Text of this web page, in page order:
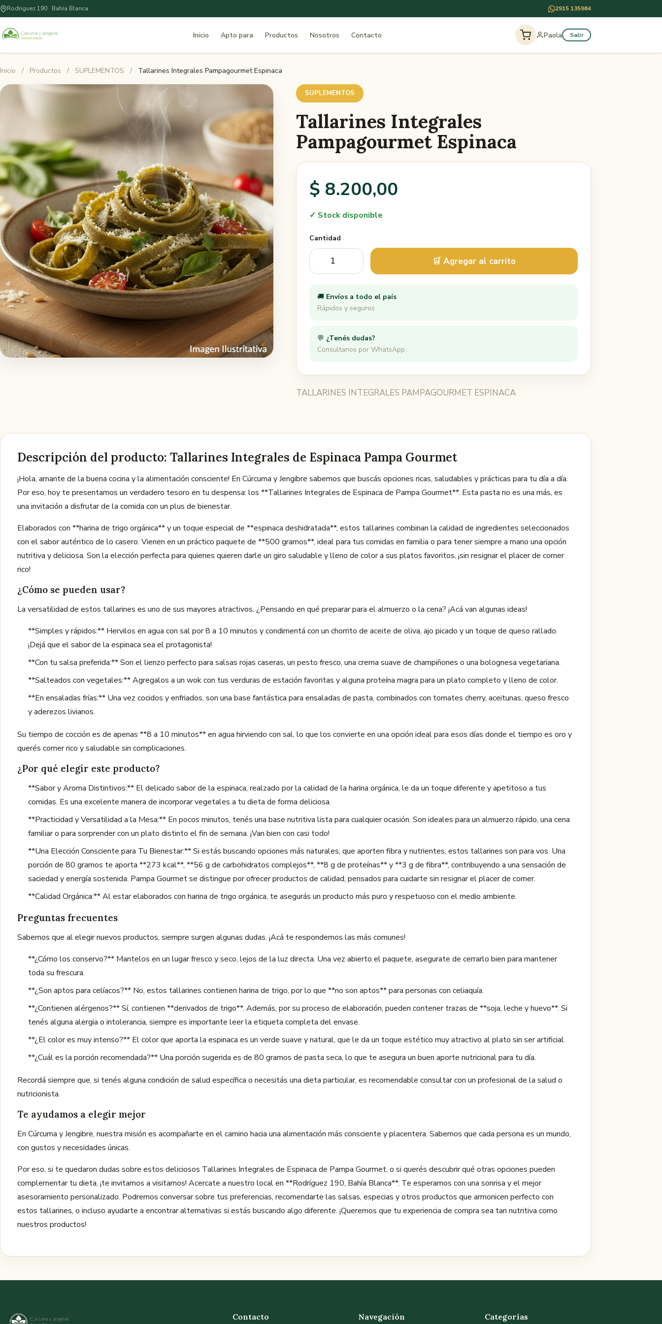
Rodriguez 190 · Bahía Blanca 2915 135964
Inicio Apto para Productos Nosotros Contacto Paola Salir
Inicio / Productos / SUPLEMENTOS / Tallarines Integrales Pampagourmet Espinaca
SUPLEMENTOS
Tallarines Integrales
Pampagourmet Espinaca
$ 8.200,00
✓ Stock disponible
Cantidad
🛒 Agregar al carrito
🚚 Envíos a todo el país
Rápidos y seguros
💬 ¿Tenés dudas?
Consultanos por WhatsApp
TALLARINES INTEGRALES PAMPAGOURMET ESPINACA
Descripción del producto: Tallarines Integrales de Espinaca Pampa Gourmet
¡Hola, amante de la buena cocina y la alimentación consciente! En Cúrcuma y Jengibre sabemos que buscás opciones ricas, saludables y prácticas para tu día a día.
Por eso, hoy te presentamos un verdadero tesoro en tu despensa: los **Tallarines Integrales de Espinaca de Pampa Gourmet**. Esta pasta no es una más, es
una invitación a disfrutar de la comida con un plus de bienestar.
Elaborados con **harina de trigo orgánica** y un toque especial de **espinaca deshidratada**, estos tallarines combinan la calidad de ingredientes seleccionados
con el sabor auténtico de lo casero. Vienen en un práctico paquete de **500 gramos**, ideal para tus comidas en familia o para tener siempre a mano una opción
nutritiva y deliciosa. Son la elección perfecta para quienes quieren darle un giro saludable y lleno de color a sus platos favoritos, ¡sin resignar el placer de comer
rico!
¿Cómo se pueden usar?
La versatilidad de estos tallarines es uno de sus mayores atractivos. ¿Pensando en qué preparar para el almuerzo o la cena? ¡Acá van algunas ideas!
**Simples y rápidos:** Hervilos en agua con sal por 8 a 10 minutos y condimentá con un chorrito de aceite de oliva, ajo picado y un toque de queso rallado.
¡Dejá que el sabor de la espinaca sea el protagonista!
**Con tu salsa preferida:** Son el lienzo perfecto para salsas rojas caseras, un pesto fresco, una crema suave de champiñones o una bolognesa vegetariana.
**Salteados con vegetales:** Agregalos a un wok con tus verduras de estación favoritas y alguna proteína magra para un plato completo y lleno de color.
**En ensaladas frías:** Una vez cocidos y enfriados, son una base fantástica para ensaladas de pasta, combinados con tomates cherry, aceitunas, queso fresco
y aderezos livianos.
Su tiempo de cocción es de apenas **8 a 10 minutos** en agua hirviendo con sal, lo que los convierte en una opción ideal para esos días donde el tiempo es oro y
querés comer rico y saludable sin complicaciones.
¿Por qué elegir este producto?
**Sabor y Aroma Distintivos:** El delicado sabor de la espinaca, realzado por la calidad de la harina orgánica, le da un toque diferente y apetitoso a tus
comidas. Es una excelente manera de incorporar vegetales a tu dieta de forma deliciosa.
**Practicidad y Versatilidad a la Mesa:** En pocos minutos, tenés una base nutritiva lista para cualquier ocasión. Son ideales para un almuerzo rápido, una cena
familiar o para sorprender con un plato distinto el fin de semana. ¡Van bien con casi todo!
**Una Elección Consciente para Tu Bienestar:** Si estás buscando opciones más naturales, que aporten fibra y nutrientes, estos tallarines son para vos. Una
porción de 80 gramos te aporta **273 kcal**, **56 g de carbohidratos complejos**, **8 g de proteínas** y **3 g de fibra**, contribuyendo a una sensación de
saciedad y energía sostenida. Pampa Gourmet se distingue por ofrecer productos de calidad, pensados para cuidarte sin resignar el placer de comer.
**Calidad Orgánica:** Al estar elaborados con harina de trigo orgánica, te asegurás un producto más puro y respetuoso con el medio ambiente.
Preguntas frecuentes
Sabemos que al elegir nuevos productos, siempre surgen algunas dudas. ¡Acá te respondemos las más comunes!
**¿Cómo los conservo?** Mantelos en un lugar fresco y seco, lejos de la luz directa. Una vez abierto el paquete, asegurate de cerrarlo bien para mantener
toda su frescura.
**¿Son aptos para celíacos?** No, estos tallarines contienen harina de trigo, por lo que **no son aptos** para personas con celiaquía.
**¿Contienen alérgenos?** Sí, contienen **derivados de trigo**. Además, por su proceso de elaboración, pueden contener trazas de **soja, leche y huevo**. Si
tenés alguna alergia o intolerancia, siempre es importante leer la etiqueta completa del envase.
**¿El color es muy intenso?** El color que aporta la espinaca es un verde suave y natural, que le da un toque estético muy atractivo al plato sin ser artificial.
**¿Cuál es la porción recomendada?** Una porción sugerida es de 80 gramos de pasta seca, lo que te asegura un buen aporte nutricional para tu día.
Recordá siempre que, si tenés alguna condición de salud específica o necesitás una dieta particular, es recomendable consultar con un profesional de la salud o
nutricionista.
Te ayudamos a elegir mejor
En Cúrcuma y Jengibre, nuestra misión es acompañarte en el camino hacia una alimentación más consciente y placentera. Sabemos que cada persona es un mundo,
con gustos y necesidades únicas.
Por eso, si te quedaron dudas sobre estos deliciosos Tallarines Integrales de Espinaca de Pampa Gourmet, o si querés descubrir qué otras opciones pueden
complementar tu dieta, ¡te invitamos a visitarnos! Acercate a nuestro local en **Rodríguez 190, Bahía Blanca**. Te esperamos con una sonrisa y el mejor
asesoramiento personalizado. Podremos conversar sobre tus preferencias, recomendarte las salsas, especias y otros productos que armonicen perfecto con
estos tallarines, o incluso ayudarte a encontrar alternativas si estás buscando algo diferente. ¡Queremos que tu experiencia de compra sea tan nutritiva como
nuestros productos!
Contacto Navegación Categorías